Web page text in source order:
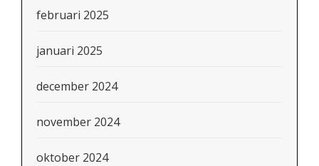
februari 2025
januari 2025
december 2024
november 2024
oktober 2024